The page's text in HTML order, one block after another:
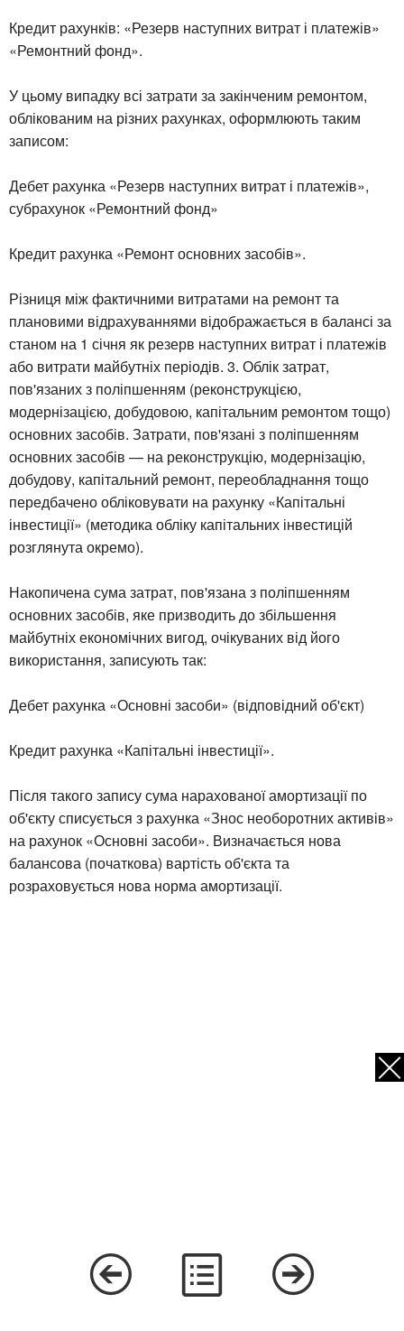
Кредит рахунків: «Резерв наступних витрат і платежів»
«Ремонтний фонд».
У цьому випадку всі затрати за закінченим ремонтом,
облікованим на різних рахунках, оформлюють таким
записом:
Дебет рахунка «Резерв наступних витрат і платежів»,
субрахунок «Ремонтний фонд»
Кредит рахунка «Ремонт основних засобів».
Різниця між фактичними витратами на ремонт та
плановими відрахуваннями відображається в балансі за
станом на 1 січня як резерв наступних витрат і платежів
або витрати майбутніх періодів. 3. Облік затрат,
пов'язаних з поліпшенням (реконструкцією,
модернізацією, добудовою, капітальним ремонтом тощо)
основних засобів. Затрати, пов'язані з поліпшенням
основних засобів — на реконструкцію, модернізацію,
добудову, капітальний ремонт, переобладнання тощо
передбачено обліковувати на рахунку «Капітальні
інвестиції» (методика обліку капітальних інвестицій
розглянута окремо).
Накопичена сума затрат, пов'язана з поліпшенням
основних засобів, яке призводить до збільшення
майбутніх економічних вигод, очікуваних від його
використання, записують так:
Дебет рахунка «Основні засоби» (відповідний об'єкт)
Кредит рахунка «Капітальні інвестиції».
Після такого запису сума нарахованої амортизації по
об'єкту списується з рахунка «Знос необоротних активів»
на рахунок «Основні засоби». Визначається нова
балансова (початкова) вартість об'єкта та
розраховується нова норма амортизації.